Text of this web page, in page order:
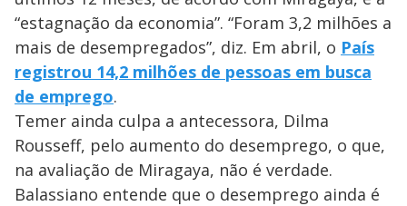
“estagnação da economia”. “Foram 3,2 milhões a
mais de desempregados”, diz. Em abril, o País
registrou 14,2 milhões de pessoas em busca
de emprego.
Temer ainda culpa a antecessora, Dilma
Rousseff, pelo aumento do desemprego, o que,
na avaliação de Miragaya, não é verdade.
Balassiano entende que o desemprego ainda é